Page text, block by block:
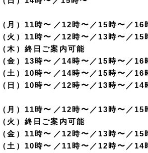
月）11時〜／12時〜／15時〜／
火）11時〜／12時〜／13時〜／
木）終日ご案内可能
金）13時〜／14時〜／15時〜／
土）10時〜／14時〜／15時〜／16
日）10時〜／12時〜／13時〜／
月）11時〜／12時〜／13時〜／
火）終日ご案内可能
金）11時〜／12時〜／13時〜／
土）10時〜／11時〜／12時〜／